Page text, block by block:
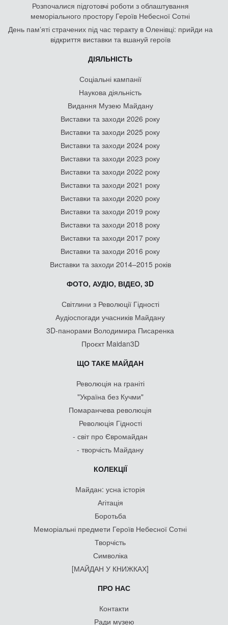
Розпочалися підготовчі роботи з облаштування
меморіального простору Героїв Небесної Сотні
День памʼяті страчених під час теракту в Оленівці: прийди на
відкриття виставки та вшануй героїв
ДІЯЛЬНІСТЬ
Соціальні кампанії
Наукова діяльність
Видання Музею Майдану
Виставки та заходи 2026 року
Виставки та заходи 2025 року
Виставки та заходи 2024 року
Виставки та заходи 2023 року
Виставки та заходи 2022 року
Виставки та заходи 2021 року
Виставки та заходи 2020 року
Виставки та заходи 2019 року
Виставки та заходи 2018 року
Виставки та заходи 2017 року
Виставки та заходи 2016 року
Виставки та заходи 2014–2015 років
ФОТО, АУДІО, ВІДЕО, 3D
Світлини з Революції Гідності
Аудіоспогади учасників Майдану
3D-панорами Володимира Писаренка
Проєкт Maidan3D
ЩО ТАКЕ МАЙДАН
Революція на граніті
"Україна без Кучми"
Помаранчева революція
Революція Гідності
- світ про Євромайдан
- творчість Майдану
КОЛЕКЦІЇ
Майдан: усна історія
Агітація
Боротьба
Меморіальні предмети Героїв Небесної Сотні
Творчість
Символіка
[МАЙДАН У КНИЖКАХ]
ПРО НАС
Контакти
Ради музею